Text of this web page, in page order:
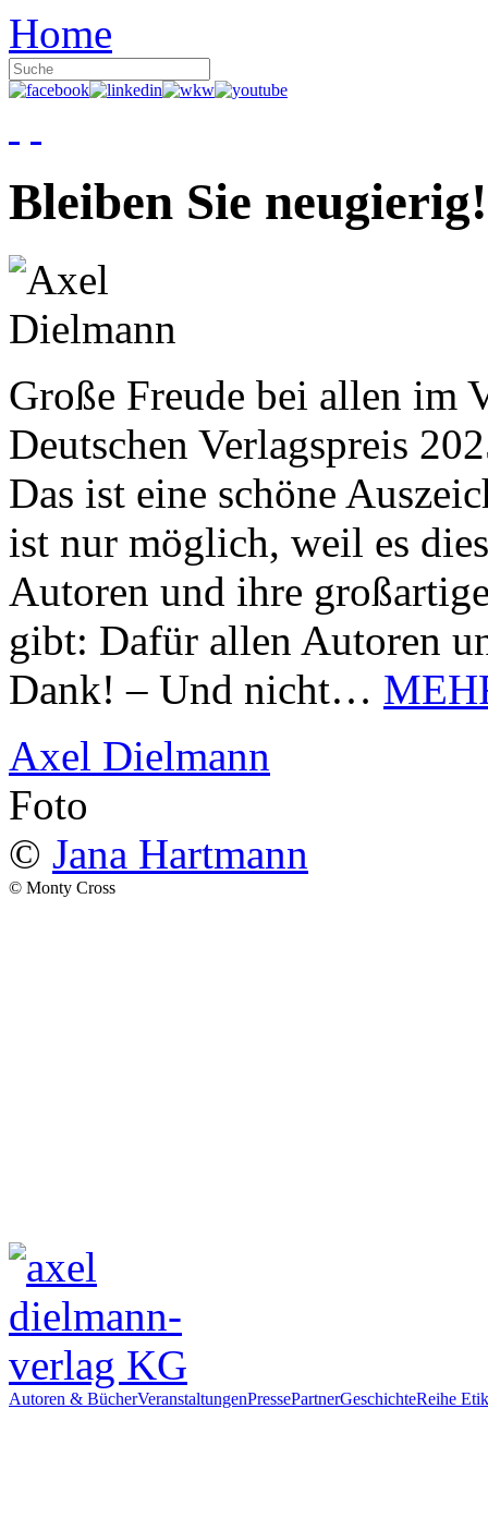
Home
Bleiben Sie neugierig!
Große Freude bei allen im
Deutschen Verlagspreis
Das ist eine schöne
ist nur möglich, weil es
Autoren und ihre
gibt: Dafür allen Autoren
Dank! – Und nicht…
Axel Dielmann
Foto
© Jana Hartmann
© Monty Cross
Autoren & BücherVeranstaltungenPressePartnerGeschichteReihe